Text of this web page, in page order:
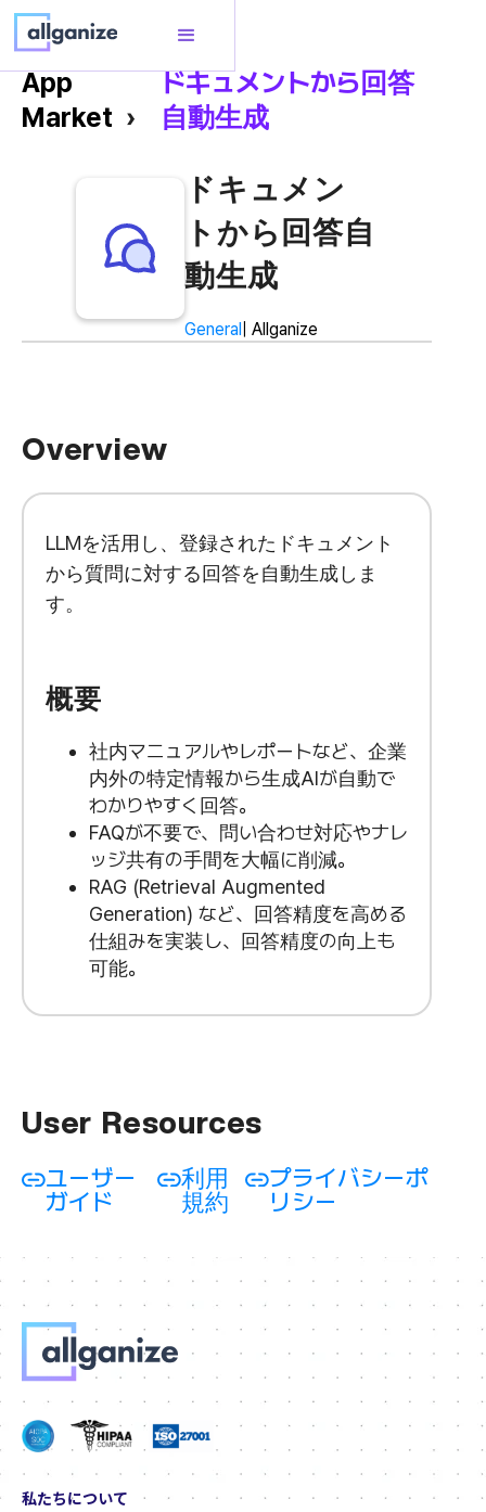
App
Market ›
ドキュメントから回答
自動生成
ドキュメン
トから回答自
動生成
General | Allganize
Overview
LLMを活用し、登録されたドキュメント
から質問に対する回答を自動生成しま
す。
概要
社内マニュアルやレポートなど、企業
内外の特定情報から生成AIが自動で
わかりやすく回答。
FAQが不要で、問い合わせ対応やナレ
ッジ共有の手間を大幅に削減。
RAG (Retrieval Augmented
Generation) など、回答精度を高める
仕組みを実装し、回答精度の向上も
可能。
User Resources
ユーザー
ガイド
利用
規約
プライバシーポ
リシー
私たちについて